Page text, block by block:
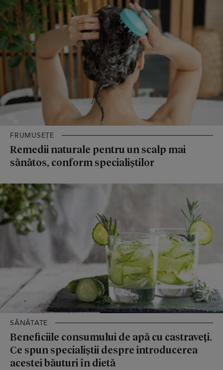
FRUMUSEȚE
Remedii naturale pentru un scalp mai
sănătos, conform specialiștilor
SĂNĂTATE
Beneficiile consumului de apă cu castraveți.
Ce spun specialiștii despre introducerea
acestei băuturi în dietă